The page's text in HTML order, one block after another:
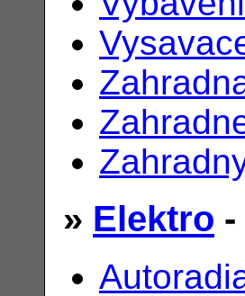
» Elektro